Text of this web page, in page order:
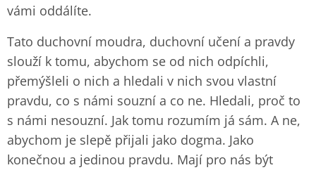
vámi oddálíte.
Tato duchovní moudra, duchovní učení a pravdy
slouží k tomu, abychom se od nich odpíchli,
přemýšleli o nich a hledali v nich svou vlastní
pravdu, co s námi souzní a co ne. Hledali, proč to
s námi nesouzní. Jak tomu rozumím já sám. A ne,
abychom je slepě přijali jako dogma. Jako
konečnou a jedinou pravdu. Mají pro nás být